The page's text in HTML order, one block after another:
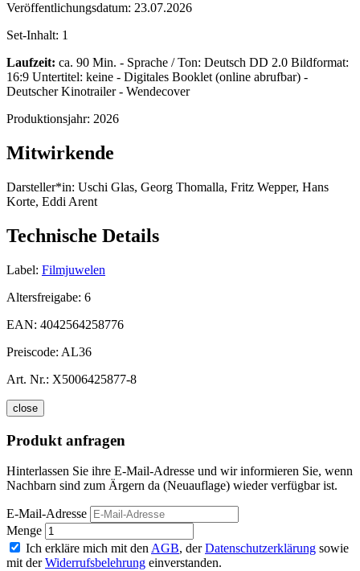
Veröffentlichungsdatum: 23.07.2026
Set-Inhalt: 1
Laufzeit: ca. 90 Min. - Sprache / Ton: Deutsch DD 2.0 Bildformat:
16:9 Untertitel: keine - Digitales Booklet (online abrufbar) -
Deutscher Kinotrailer - Wendecover
Produktionsjahr: 2026
Mitwirkende
Darsteller*in: Uschi Glas, Georg Thomalla, Fritz Wepper, Hans
Korte, Eddi Arent
Technische Details
Label: Filmjuwelen
Altersfreigabe: 6
EAN: 4042564258776
Preiscode: AL36
Art. Nr.: X5006425877-8
close
Produkt anfragen
Hinterlassen Sie ihre E-Mail-Adresse und wir informieren Sie, wenn
Nachbarn sind zum Ärgern da (Neuauflage) wieder verfügbar ist.
E-Mail-Adresse
Menge
Ich erkläre mich mit den AGB, derDatenschutzerklärung sowie
mit derWiderrufsbelehrung einverstanden.